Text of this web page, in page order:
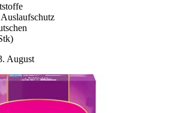
August